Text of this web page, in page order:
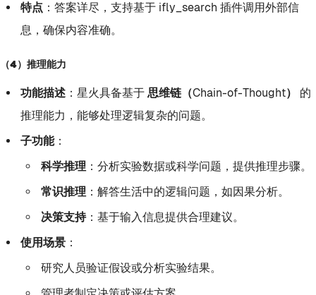
特点 ：答案详尽，支持基于 ifly_search 插件调用外部信
息，确保内容准确。
（4）推理能力
功能描述：星火具备基于 思维链（Chain-of-Thought）
的
推理能力，能够处理逻辑复杂的问题。
子功能：
科学推理 ：分析实验数据或科学问题，提供推理步骤。
常识推理 ：解答生活中的逻辑问题，如因果分析。
决策支持：基于输入信息提供合理建议。
使用场景：
研究人员验证假设或分析实验结果。